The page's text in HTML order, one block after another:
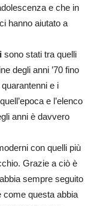
e che in
hanno aiutato a
sono stati tra quelli
degli anni ’70 fino
e i
e l’elenco
anni è davvero
con quelli più
Grazie a ciò è
sempre seguito
come questa abbia